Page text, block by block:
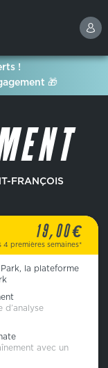
FRANÇOIS
19,00€
4 premières semaines*
la plateforme
avec un
!
🎁